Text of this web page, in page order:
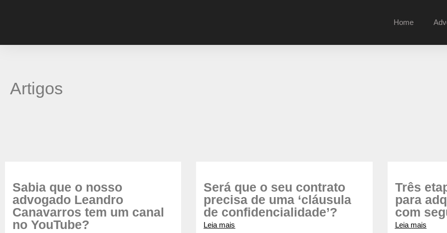
Home
Artigos
Sabia que o nosso
advogado Leandro
Canavarros tem um canal
no YouTube?
Será que o seu contrato
precisa de uma ‘cláusula
de confidencialidade’?
Leia mais
Três
para
com
Leia mais